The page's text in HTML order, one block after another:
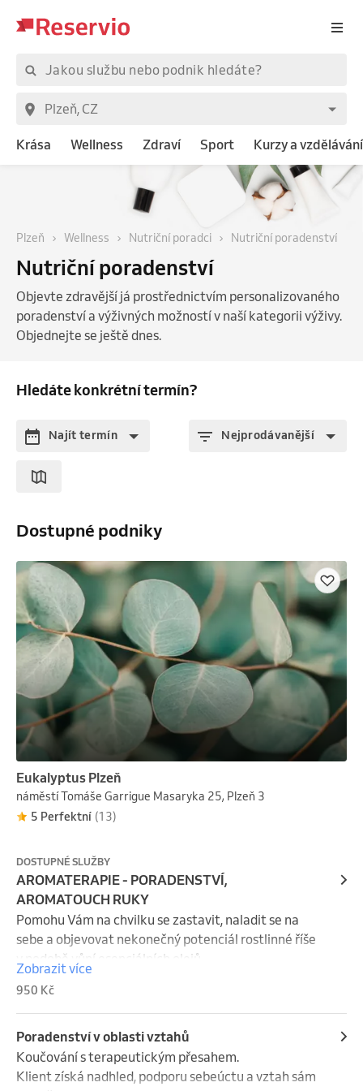
Krása Wellness Zdraví Sport Kurzy a vzdělávání
Plzeň Wellness Nutriční poradci Nutriční poradenství
Nutriční poradenství
Objevte zdravější já prostřednictvím personalizovaného
poradenství a výživných možností v naší kategorii výživy.
Objednejte se ještě dnes.
Hledáte konkrétní termín?
Najít termín Nejprodávanější
Dostupné podniky
Eukalyptus Plzeň
náměstí Tomáše Garrigue Masaryka 25, Plzeň 3
5 Perfektní (13)
DOSTUPNÉ SLUŽBY
AROMATERAPIE - PORADENSTVÍ,
AROMATOUCH RUKY
Pomohu Vám na chvilku se zastavit, naladit se na
sebe a objevovat nekonečný potenciál rostlinné říše
v podobě vůní esenciálních olejů.
Provedu vás esenciálními oleji dle Vašeho výběru.
Nabídnu Vám esenciálními oleje pro harmonizaci
Vašeho těla a mysli. Dozvíte se, jakými esenciálními
oleji podpořit svou fyzickou a psychickou pohodu, jak
podpořit imunitní systém či proč je automasáž
Zobrazit více
950 Kč
Poradenství v oblasti vztahů
Koučování s terapeutickým přesahem.
Klient získá nadhled, podporu sebeúctu a vztah sám